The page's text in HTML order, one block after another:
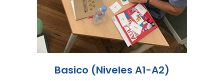
Basico (Niveles A1-A2)